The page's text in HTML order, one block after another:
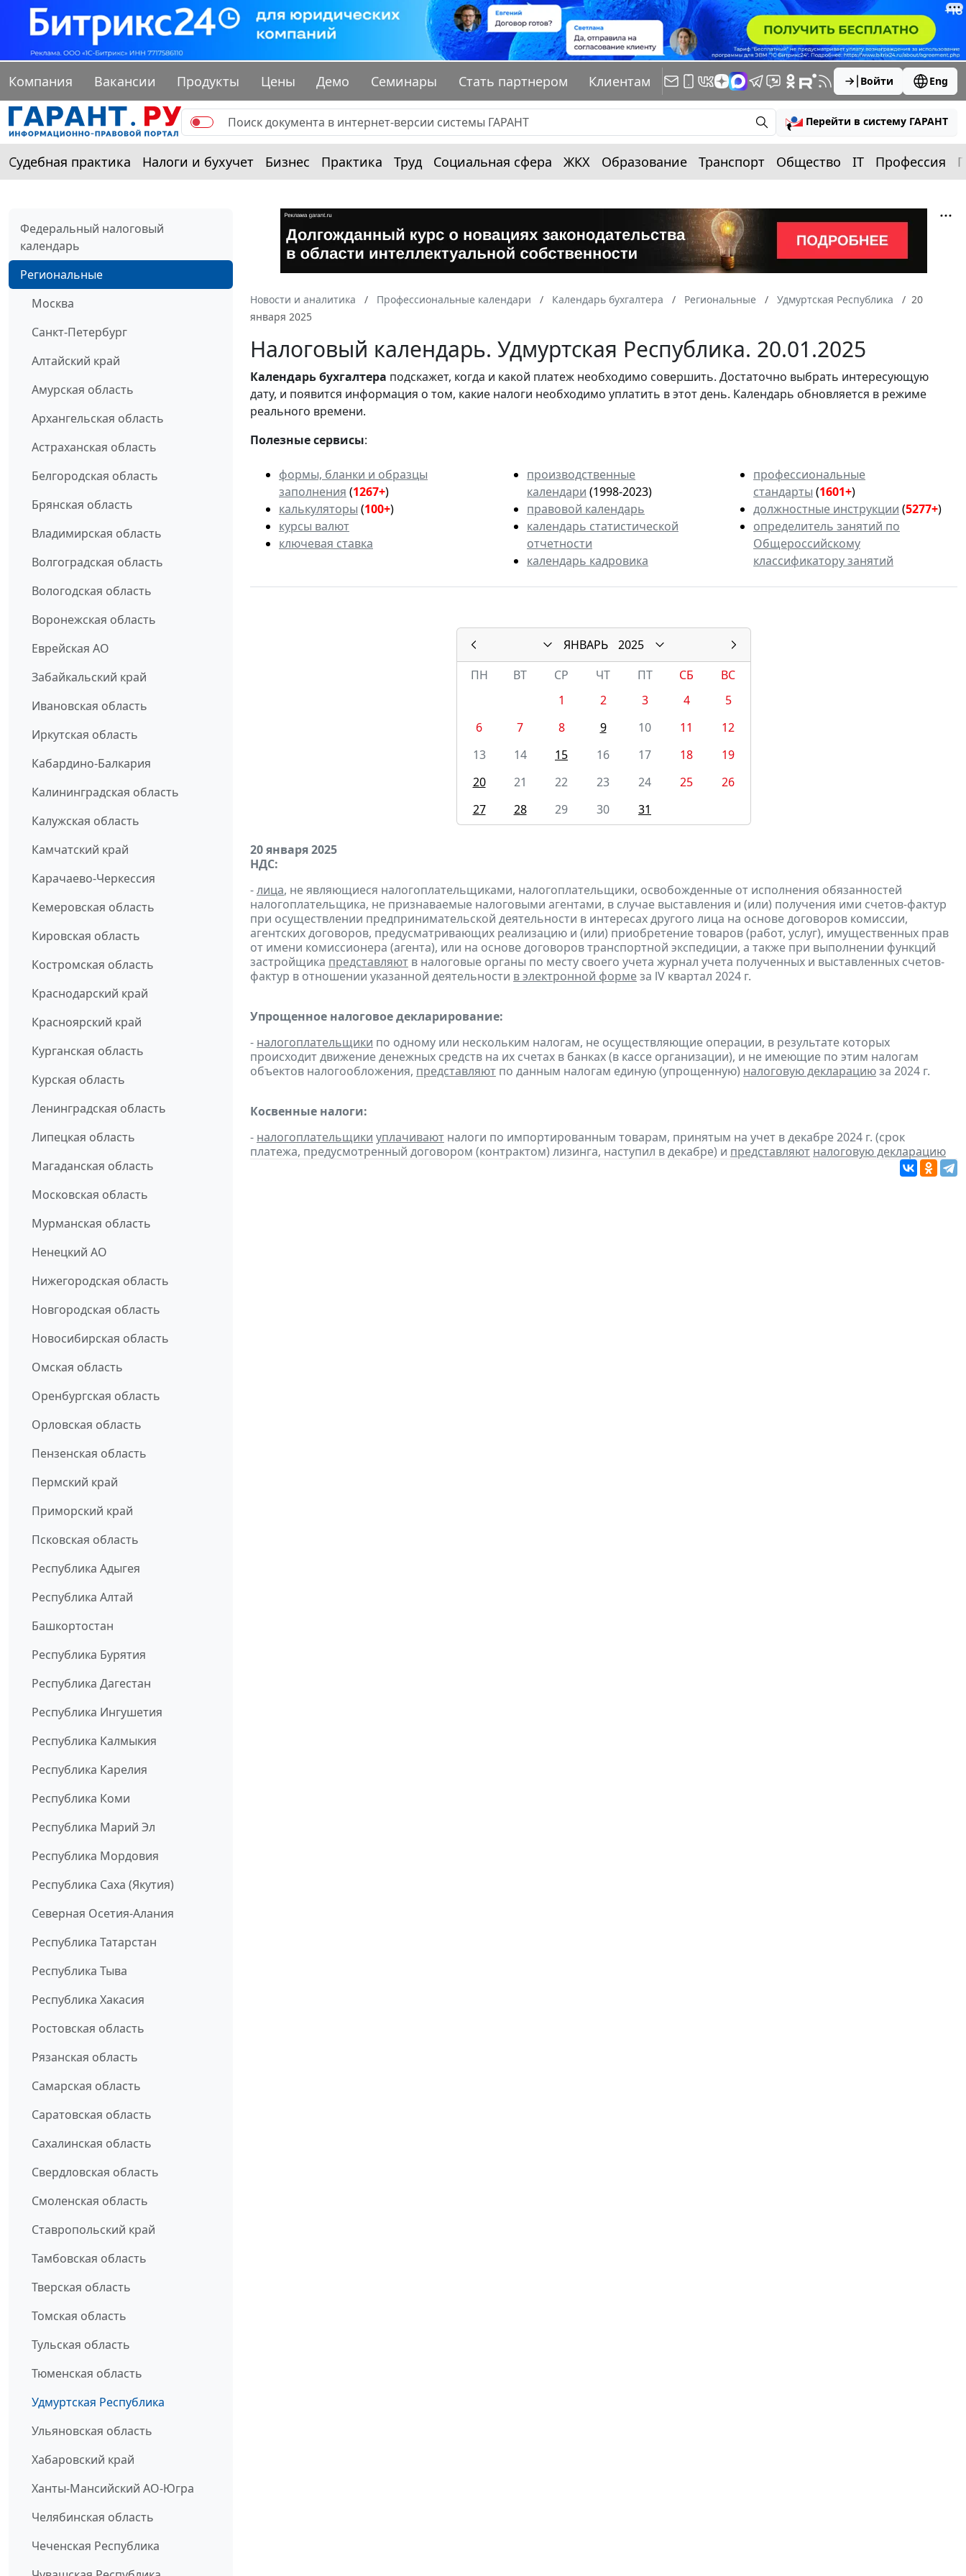
Компания Вакансии Продукты Цены Демо Семинары Стать партнером Клиентам Войти Eng
Перейти в систему ГАРАНТ
Судебная практика Налоги и бухучет Бизнес Практика Труд Социальная сфера ЖКХ Образование Транспорт Общество IT Профессия
Федеральный налоговый
календарь
Региональные
Москва
Санкт-Петербург
Алтайский край
Амурская область
Архангельская область
Астраханская область
Белгородская область
Брянская область
Владимирская область
Волгоградская область
Вологодская область
Воронежская область
Еврейская АО
Забайкальский край
Ивановская область
Иркутская область
Кабардино-Балкария
Калининградская область
Калужская область
Камчатский край
Карачаево-Черкессия
Кемеровская область
Кировская область
Костромская область
Краснодарский край
Красноярский край
Курганская область
Курская область
Ленинградская область
Липецкая область
Магаданская область
Московская область
Мурманская область
Ненецкий АО
Нижегородская область
Новгородская область
Новосибирская область
Омская область
Оренбургская область
Орловская область
Пензенская область
Пермский край
Приморский край
Псковская область
Республика Адыгея
Республика Алтай
Башкортостан
Республика Бурятия
Республика Дагестан
Республика Ингушетия
Республика Калмыкия
Республика Карелия
Республика Коми
Республика Марий Эл
Республика Мордовия
Республика Саха (Якутия)
Северная Осетия-Алания
Республика Татарстан
Республика Тыва
Республика Хакасия
Ростовская область
Рязанская область
Самарская область
Саратовская область
Сахалинская область
Свердловская область
Смоленская область
Ставропольский край
Тамбовская область
Тверская область
Томская область
Тульская область
Тюменская область
Удмуртская Республика
Ульяновская область
Хабаровский край
Ханты-Мансийский АО-Югра
Челябинская область
Чеченская Республика
Новости и аналитика Профессиональные календари Календарь бухгалтера Региональные Удмуртская Республика
20
января 2025
Налоговый календарь. Удмуртская Республика. 20.01.2025
Календарьбухгалтера подскажет, когда и какой платеж необходимо совершить. Достаточно выбрать интересующую
дату, и появится информация о том, какие налоги необходимо уплатить в этот день. Календарь обновляется в режиме
реального времени.
Полезные сервисы:
формы, бланки и образцы
заполнения (1267+)
калькуляторы (100+)
курсы валют
ключевая ставка
производственные
календари (1998-2023)
правовой календарь
календарь статистической
отчетности
календарь кадровика
профессиональные
стандарты (1601+)
должностные инструкции (5277+)
определитель занятий по
Общероссийскому
классификатору занятий
ЯНВАРЬ
2025
ПН
ВТ СР ЧТ ПТ СБ
ВС
1
2 3 4
5
6
7 8 9 10 11
12
13
14 15 16 17 18
19
20
21 22 23 24 25
26
27
28 29 30 31
20 января 2025
НДС:
-лица, не являющиеся налогоплательщиками, налогоплательщики, освобожденные от исполнения обязанностей
налогоплательщика, не признаваемые налоговыми агентами, в случае выставления и (или) получения ими счетов-фактур
при осуществлении предпринимательской деятельности в интересах другого лица на основе договоров комиссии,
агентских договоров, предусматривающих реализацию и (или) приобретение товаров (работ, услуг), имущественных прав
от имени комиссионера (агента), или на основе договоров транспортной экспедиции, а также при выполнении функций
застройщика представляют в налоговые органы по месту своего учета журнал учета полученных и выставленных счетов-
фактур в отношении указанной деятельности в электронной формеза lV квартал 2024 г.
Упрощенное налоговое декларирование:
- налогоплательщики по одному или нескольким налогам, не осуществляющие операции, в результате которых
происходит движение денежных средств на их счетах в банках (в кассе организации), и не имеющие по этим налогам
объектов налогообложения, представляют по данным налогам единую (упрощенную) налоговую декларациюза 2024 г.
Косвенные налоги:
- налогоплательщики уплачивают налоги по импортированным товарам, принятым на учет в декабре 2024 г. (срок
платежа, предусмотренный договором (контрактом) лизинга, наступил в декабре) и представляют налоговую декларацию